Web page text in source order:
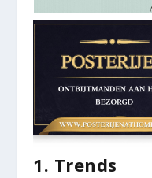
1. Trends